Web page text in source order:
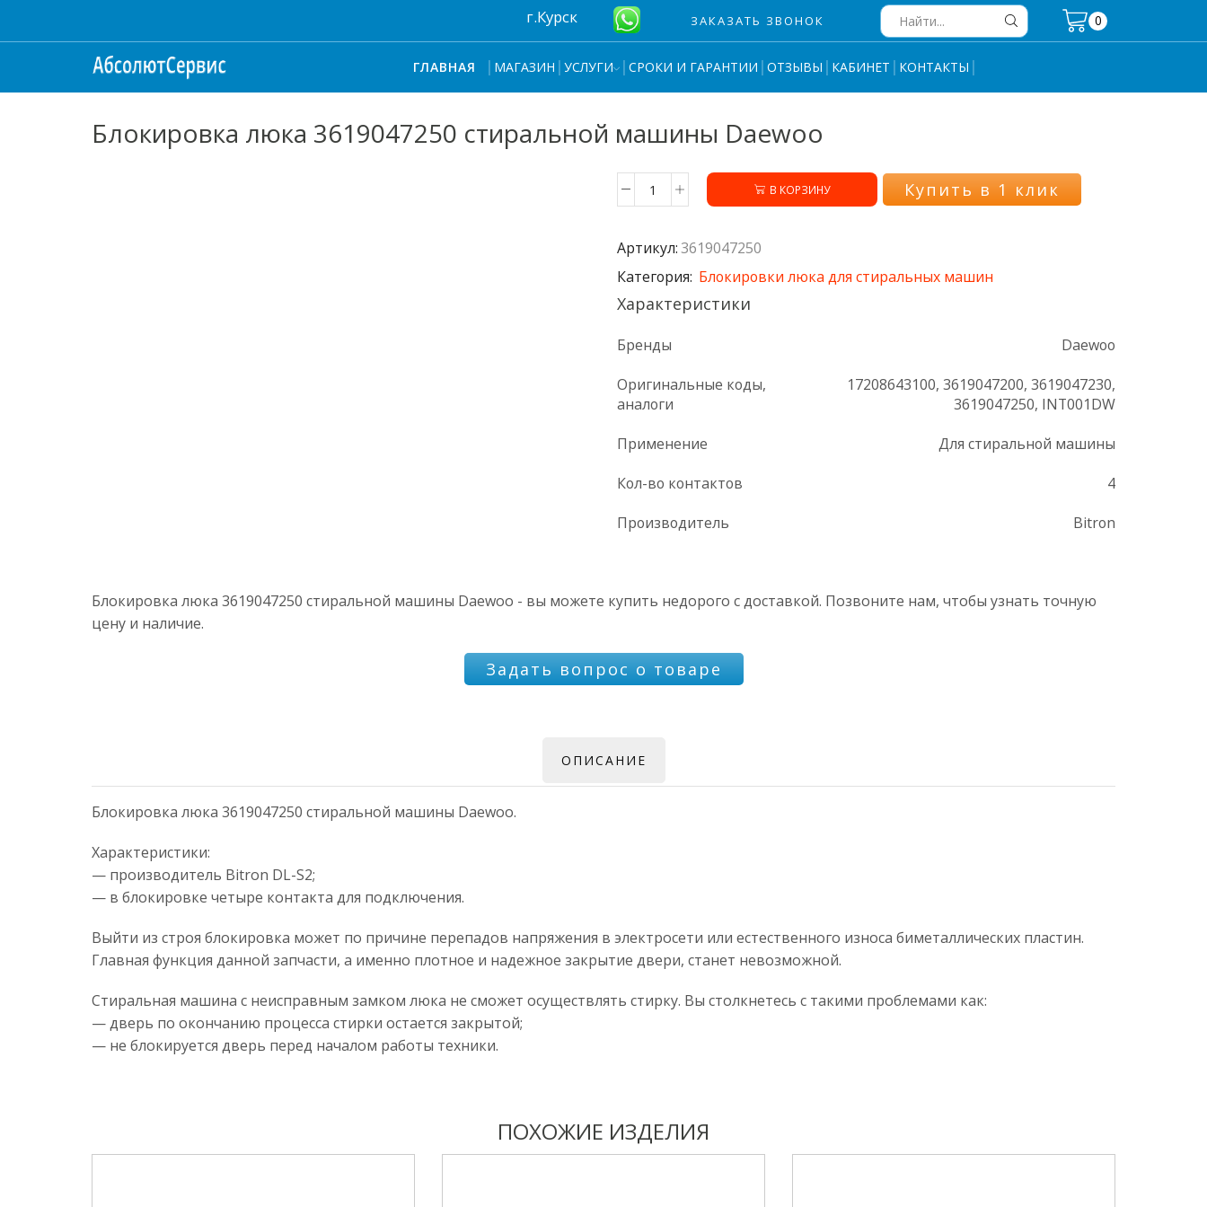
г.Курск ЗАКАЗАТЬ ЗВОНОК
input
0
ГЛАВНАЯ МАГАЗИН УСЛУГИ СРОКИ И ГАРАНТИИ ОТЗЫВЫ КАБИНЕТ КОНТАКТЫ
Блокировка люка 3619047250 стиральной машины Daewoo
Количество
люка
3619047250
стиральной
машины
В КОРЗИНУ Купить в 1 клик
Артикул:3619047250
Категория: Блокировки люка для стиральных машин
Характеристики
Бренды
Daewoo
Оригинальные коды,
аналоги
17208643100, 3619047200, 3619047230,
3619047250, INT001DW
Применение
Для стиральной машины
Кол-во контактов
4
Производитель
Bitron
Блокировка люка 3619047250 стиральной машины Daewoo - вы можете купить недорого с доставкой. Позвоните нам, чтобы узнать точную
цену и наличие.
Задать вопрос о товаре
ОПИСАНИЕ
Блокировка люка 3619047250 стиральной машины Daewoo.
Характеристики:
— производитель Bitron DL-S2;
— в блокировке четыре контакта для подключения.
Выйти из строя блокировка может по причине перепадов напряжения в электросети или естественного износа биметаллических пластин.
Главная функция данной запчасти, а именно плотное и надежное закрытие двери, станет невозможной.
Стиральная машина с неисправным замком люка не сможет осуществлять стирку. Вы столкнетесь с такими проблемами как:
— дверь по окончанию процесса стирки остается закрытой;
— не блокируется дверь перед началом работы техники.
ПОХОЖИЕ ИЗДЕЛИЯ